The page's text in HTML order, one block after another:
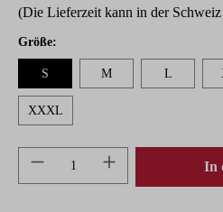
(Die Lieferzeit kann in der
Größeauswählen
:
S M L
XXXL
Produkt Anzahl: Gib In